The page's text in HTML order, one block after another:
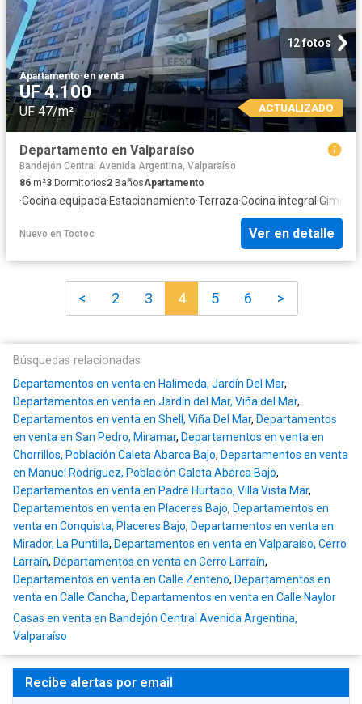
12 fotos
Apartamento·en venta
UF 4.100
UF 47/m² ACTUALIZADO
Departamento en Valparaíso
Bandejón Central Avenida Argentina, Valparaíso
86 m²3 Dormitorios2 BañosApartamento
·Cocina equipada·Estacionamiento·Terraza·Cocina integral ·
Nuevo en Toctoc Ver en detalle
< 2 3 4 5 6 >
Búsquedas relacionadas
Departamentos en venta en Halimeda, Jardín Del Mar,
Departamentos en venta en Jardín del Mar, Viña del Mar,
Departamentos en venta en Shell, Viña Del Mar, Departamentos
en venta en San Pedro, Miramar, Departamentos en venta en
Chorrillos, Población Caleta Abarca Bajo, Departamentos en venta
en Manuel Rodríguez, Población Caleta Abarca Bajo,
Departamentos en venta en Padre Hurtado, Villa Vista Mar,
Departamentos en venta en Placeres Bajo, Departamentos en
venta en Conquista, Placeres Bajo, Departamentos en venta en
Mirador, La Puntilla, Departamentos en venta en Valparaíso, Cerro
Larraín, Departamentos en venta en Cerro Larraín,
Departamentos en venta en Calle Zenteno, Departamentos en
venta en Calle Cancha, Departamentos en venta en Calle Naylor
Casas en venta en Bandejón Central Avenida Argentina,
Valparaíso
Recibe alertas por email